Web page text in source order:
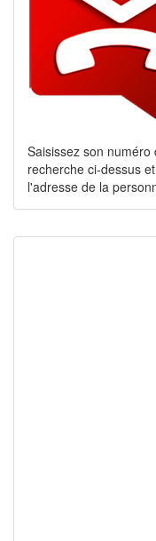
Saisissez son
recherche ci-dessus
l'adresse de la